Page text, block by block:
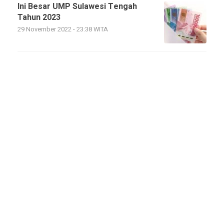
Ini Besar UMP Sulawesi Tengah
Tahun 2023
29 November 2022 - 23:38 WITA